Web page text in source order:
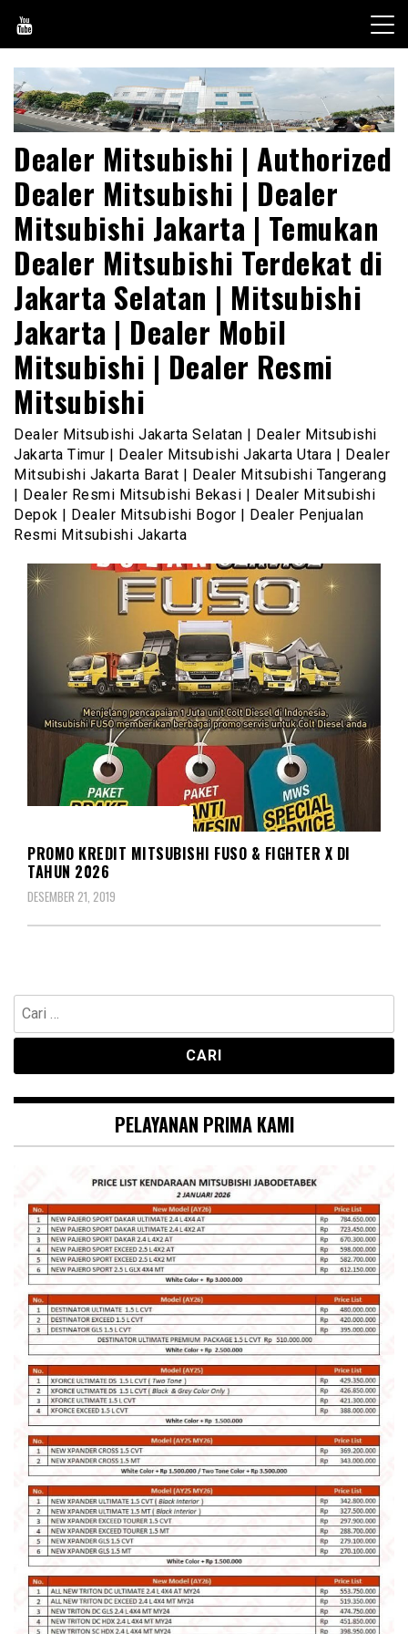
content
Dealer Mitsubishi | Authorized
Dealer Mitsubishi | Dealer
Mitsubishi Jakarta | Temukan
Dealer Mitsubishi Terdekat di
Jakarta Selatan | Mitsubishi
Jakarta | Dealer Mobil
Mitsubishi | Dealer Resmi
Mitsubishi
Dealer Mitsubishi Jakarta Selatan | Dealer Mitsubishi
Jakarta Timur | Dealer Mitsubishi Jakarta Utara | Dealer
Mitsubishi Jakarta Barat | Dealer Mitsubishi Tangerang
| Dealer Resmi Mitsubishi Bekasi | Dealer Mitsubishi
Depok | Dealer Mitsubishi Bogor | Dealer Penjualan
Resmi Mitsubishi Jakarta
PROMO KREDIT MITSUBISHI FUSO & FIGHTER X DI
TAHUN 2026
DESEMBER 21, 2019
Cari
untuk:
PELAYANAN PRIMA KAMI